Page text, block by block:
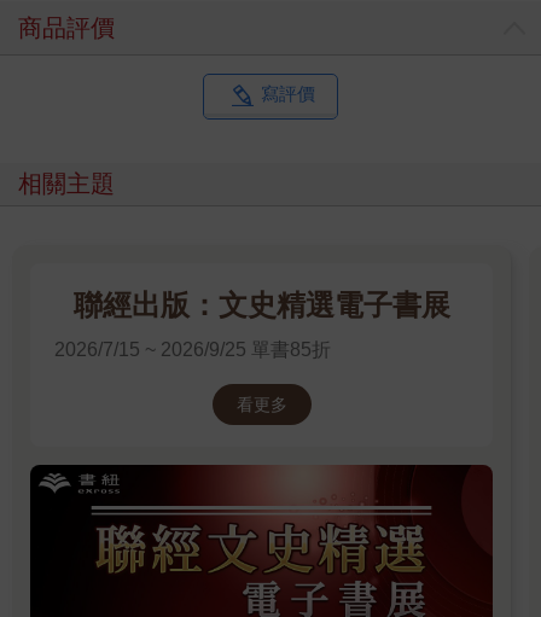
唐代十六衛（左右衛及驍騎、武、威、領軍、金吾、監門、千牛
等七衛，後七衛亦分左右，故共成十六），本以府兵為基本隊
軍，玄宗開元二十七年擴置左右龍武軍（用唐隆功臣子弟充
之），肅宗至德二載置左右神武軍（因羽林軍減耗、寇難未息之
人），仍不失為因時制宜之策，可議者，後來都付諸閹豎之手
耳。羽林等軍統稱北衙六軍，與原有十六衛對峙，故稱十六衛為
年），德宗恨禁軍本不集，僅得竇文場、霍仙鳴諸宦者從行，遂
自己誤用白志貞，非外邊武臣之全不可恃。猜疑成性，飛蛾投
火，宜乎閹禍之卒不可紓矣。
尤無識者，唐廷之縱容宦寺，不徒付以兵，抑又聽其賄。代宗
宗滋不悅。又建中二年，振武監軍劉惠光貪婪，軍士共殺之。夫
內使恣意苞苴，為守令者苟不能敝屣一官，持正守法，勢必悉索
以應；內官既可貪，外官寧復廉潔自持，由是上行下效，重重剝
削，民被壓迫而生變，此必然之勢也。
商品評價
寫評價
相關主題
聯經出版：文史精選電子書展
2026/7/15 ~ 2026/9/25 單書85折
看更多